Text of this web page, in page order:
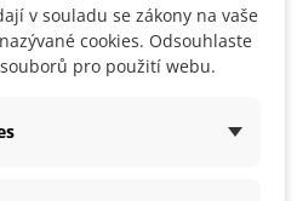
v souladu se zákony na vaše
cookies. Odsouhlaste
pro použití webu.